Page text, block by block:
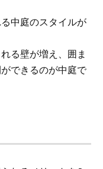
中庭のスタイルが
る壁が増え、囲ま
できるのが中庭で